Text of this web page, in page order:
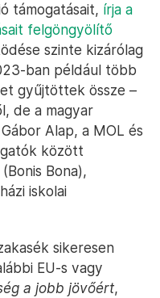
támogatásait, írja a
felgöngyölítő
szinte kizárólag
ban például több
gyűjtöttek össze –
de a magyar
Alap, a MOL és
között
Bona),
iskolai
sikeresen
EU-s vagy
a jobb jövőért,